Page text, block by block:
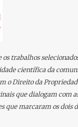
trabalhos
científica da
o Direito da
que dialogam com
que marcaram os dois